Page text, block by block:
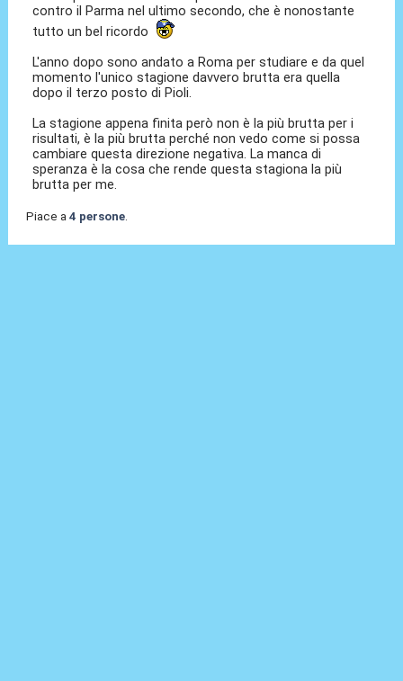
contro il Parma nel ultimo secondo, che è nonostante
tutto un bel ricordo
L'anno dopo sono andato a Roma per studiare e da quel
momento l'unico stagione davvero brutta era quella
dopo il terzo posto di Pioli.
La stagione appena finita però non è la più brutta per i
risultati, è la più brutta perché non vedo come si possa
cambiare questa direzione negativa. La manca di
speranza è la cosa che rende questa stagiona la più
brutta per me.
Piace a 4 persone.